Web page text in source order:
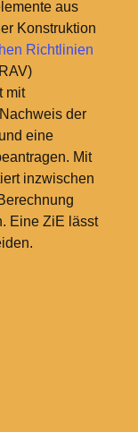
aus
Konstruktion
Richtlinien
mit
der
eine
Mit
inzwischen
Eine ZiE lässt